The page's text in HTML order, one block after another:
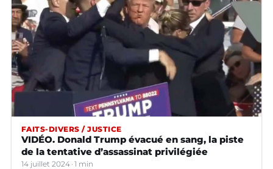
FAITS-DIVERS / JUSTICE
VIDÉO. Donald Trump évacué en sang, la piste
de la tentative d’assassinat privilégiée
14 juillet 2024 1 min